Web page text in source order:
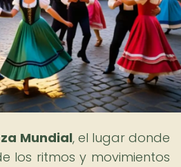
Mundial, el lugar donde
los ritmos y movimientos